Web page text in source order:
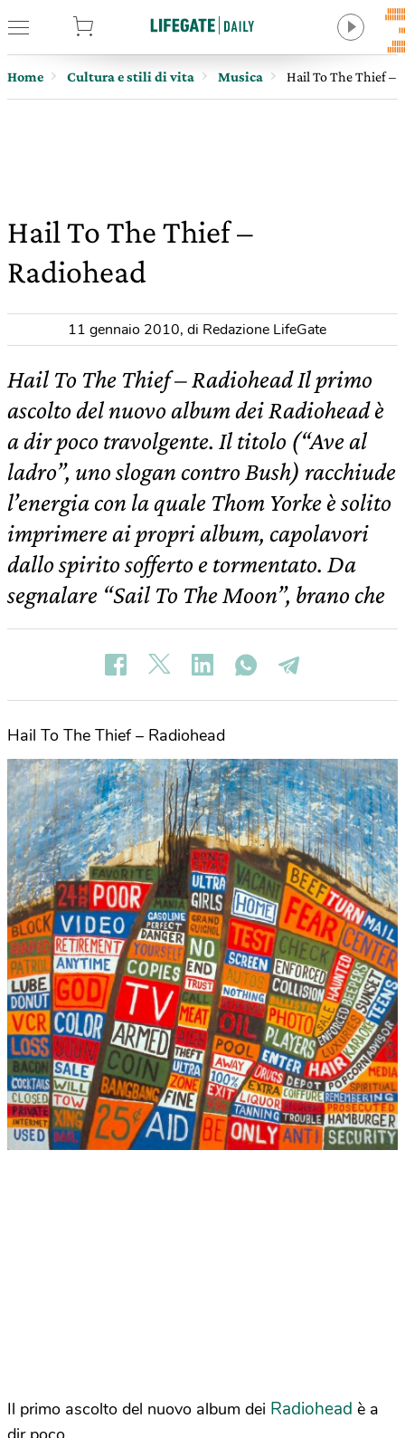
Home Cultura e stili di vita Musica Hail To The Thief –
Hail To The Thief –
Radiohead
11 gennaio 2010, di Redazione LifeGate
Hail To The Thief – Radiohead Il primo
ascolto del nuovo album dei Radiohead è
a dir poco travolgente. Il titolo (“Ave al
ladro”, uno slogan contro Bush) racchiude
l’energia con la quale Thom Yorke è solito
imprimere ai propri album, capolavori
dallo spirito sofferto e tormentato. Da
segnalare “Sail To The Moon”, brano che
Hail To The Thief – Radiohead
Il primo ascolto del nuovo album dei Radiohead è a